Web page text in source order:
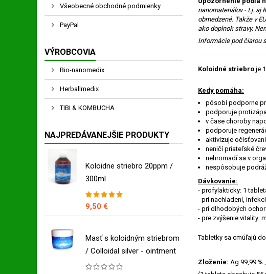
Všeobecné obchodné podmienky
PayPal
VÝROBCOVIA
Bio-nanomedix
Herballmedix
TIBI & KOMBUCHA
NAJPREDÁVANEJŠIE PRODUKTY
Koloidne striebro 20ppm /
300ml
9,50 €
Masť s koloidným striebrom
/ Colloidal silver - ointment
nanomateriálov - t.j. aj
obmedzené. Takže v
ako doplnok stravy.
Informácie pod čiarou
Koloidné striebro je
Kedy pomáha:
pôsobí podporne
podporuje
v čase choroby
podporuje
aktivizuje
neničí priateľské
nehromadí sa v
nespôsobuje
Dávkovanie:
- profylakticky: 1
- pri nachladení,
- pri dlhodobých
- pre zvýšenie vitality:
Tabletky sa cmúľajú
Zloženie: Ag 99,99 %